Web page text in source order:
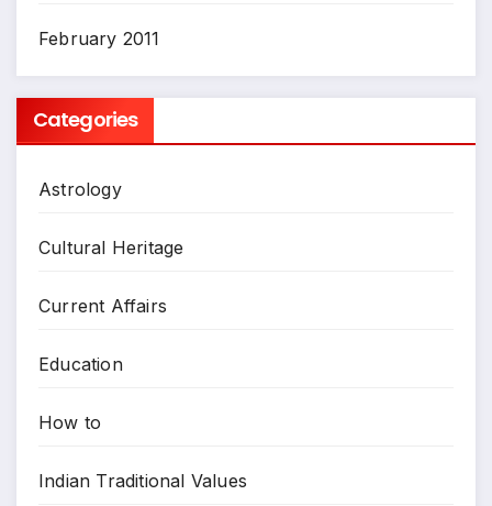
February 2011
Categories
Astrology
Cultural Heritage
Current Affairs
Education
How to
Indian Traditional Values